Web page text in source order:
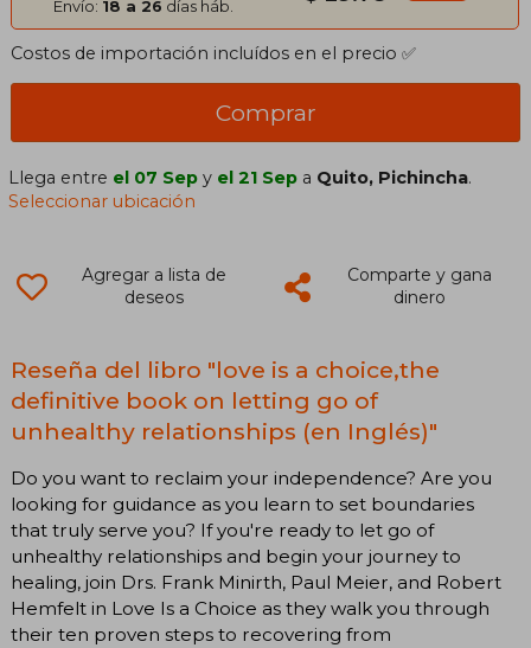
Envío: 18 a 26 días háb.
Costos de importación incluídos en el precio ✅
Comprar
Llega entre el 07 Sep y el 21 Sep a Quito, Pichincha.
Seleccionar ubicación
Agregar a lista de
deseos
Comparte y gana
dinero
Reseña del libro "love is a choice,the
definitive book on letting go of
unhealthy relationships (en Inglés)"
Do you want to reclaim your independence? Are you
looking for guidance as you learn to set boundaries
that truly serve you? If you're ready to let go of
unhealthy relationships and begin your journey to
healing, join Drs. Frank Minirth, Paul Meier, and Robert
Hemfelt in Love Is a Choice as they walk you through
their ten proven steps to recovering from